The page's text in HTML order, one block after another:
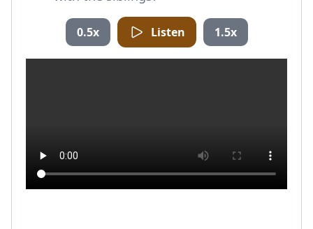
0.5x Listen 1.5x